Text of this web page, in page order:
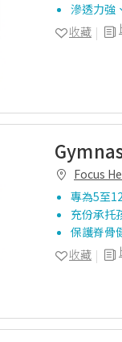
滲透力強
收藏
Focus
專為5至
充份承托
保護脊骨
收藏